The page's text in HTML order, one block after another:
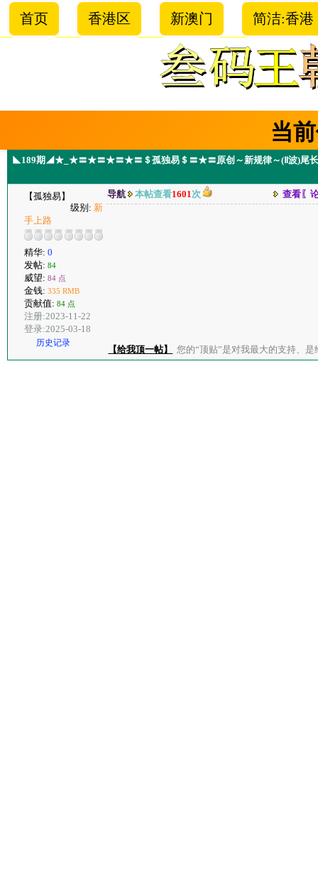
首页 香港区 新澳门 简洁:香港
当
◣189期◢★_★〓★〓★〓★〓＄孤独易＄〓★〓原创～新规律～(Ⅱ波)
【孤独易】
级别: 新
手上路
精华: 0
发帖: 84
威望: 84 点
金钱: 335 RMB
贡献值: 84 点
注册:2023-11-22
登录:2025-03-18
历史记录
导航 本帖查看1601次 查看〖
【给我顶一帖】 您的“顶贴”是对我最大的支持、